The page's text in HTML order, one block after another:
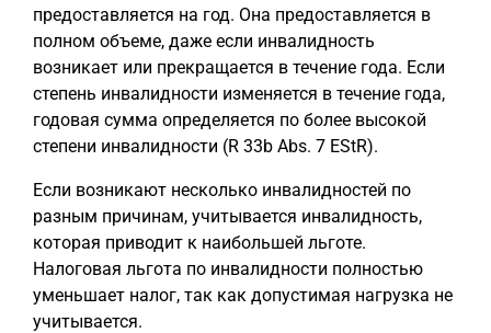
предоставляется на год. Она предоставляется в
полном объеме, даже если инвалидность
возникает или прекращается в течение года. Если
степень инвалидности изменяется в течение года,
годовая сумма определяется по более высокой
степени инвалидности (R 33b Abs. 7 EStR).
Если возникают несколько инвалидностей по
разным причинам, учитывается инвалидность,
которая приводит к наибольшей льготе.
Налоговая льгота по инвалидности полностью
уменьшает налог, так как допустимая нагрузка не
учитывается.